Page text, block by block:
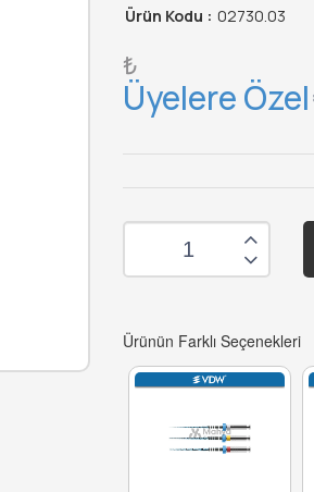
Ürün Kodu : 02730.03
₺
Üyelere Özel
Ürünün Farklı Seçenekleri